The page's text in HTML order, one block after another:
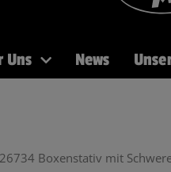
Uns News
Boxenstativ mit